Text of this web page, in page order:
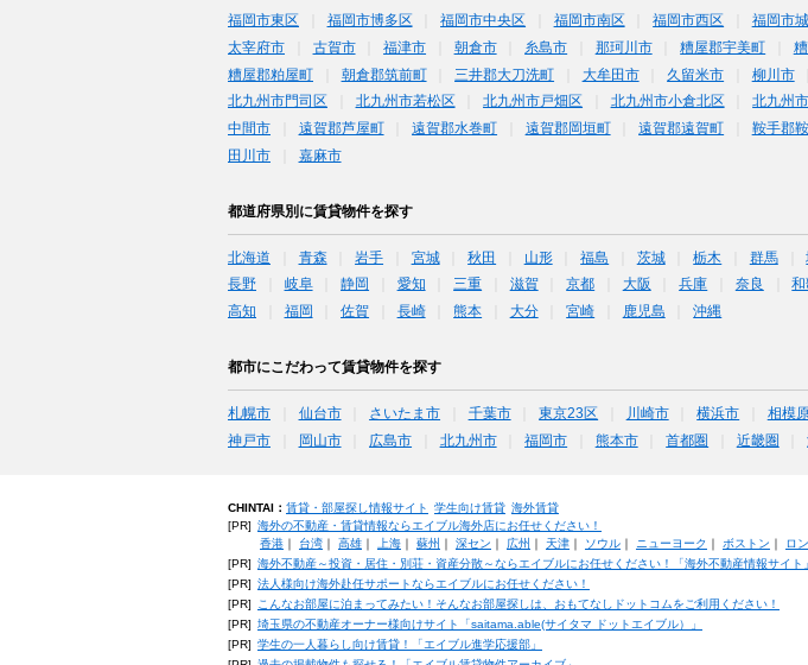
福岡市東区 福岡市博多区 福岡市中央区 福岡市南区 福岡市西区 福岡市
太宰府市
古賀市 福津市 朝倉市 糸島市 那珂川市 糟屋郡宇美町
糟屋郡粕屋町
朝倉郡筑前町 三井郡大刀洗町 大牟田市 久留米市 柳川市
北九州市門司区
北九州市若松区 北九州市戸畑区 北九州市小倉北区 北九州
中間市
遠賀郡芦屋町 遠賀郡水巻町 遠賀郡岡垣町 遠賀郡遠賀町 鞍手郡
田川市
嘉麻市
都道府県別に賃貸物件を探す
北海道 青森 岩手 宮城 秋田 山形 福島 茨城 栃木 群馬
長野
岐阜 静岡 愛知 三重 滋賀 京都 大阪 兵庫 奈良 和
高知
福岡 佐賀 長崎 熊本 大分 宮崎 鹿児島 沖縄
都市にこだわって賃貸物件を探す
札幌市 仙台市 さいたま市 千葉市 東京23区 川崎市 横浜市 相模
神戸市
岡山市 広島市 北九州市 福岡市 熊本市 首都圏 近畿圏
CHINTAI： 賃貸・部屋探し情報サイト 学生向け賃貸 海外賃貸
[PR] 海外の不動産・賃貸情報ならエイブル海外店にお任せください！
香港｜ 台湾｜ 高雄｜ 上海｜ 蘇州 ｜ 深セン ｜ 広州 ｜ 天津｜ ソウル｜ ニューヨーク ｜ ボストン ｜ ロ
[PR] 海外不動産～投資・居住・別荘・資産分散～ならエイブルにお任せください！「海外不動産情報サイト」
[PR] 法人様向け海外赴任サポートならエイブルにお任せください！
[PR]
こんなお部屋に泊まってみたい！そんなお部屋探しは、おもてなしドットコムをご利用ください！
[PR] 埼玉県の不動産オーナー様向けサイト「saitama.able(サイタマ ドットエイブル）」
[PR] 学生の一人暮らし向け賃貸！「エイブル進学応援部」